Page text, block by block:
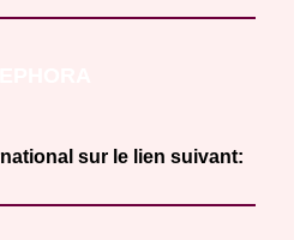
sur le lien suivant: